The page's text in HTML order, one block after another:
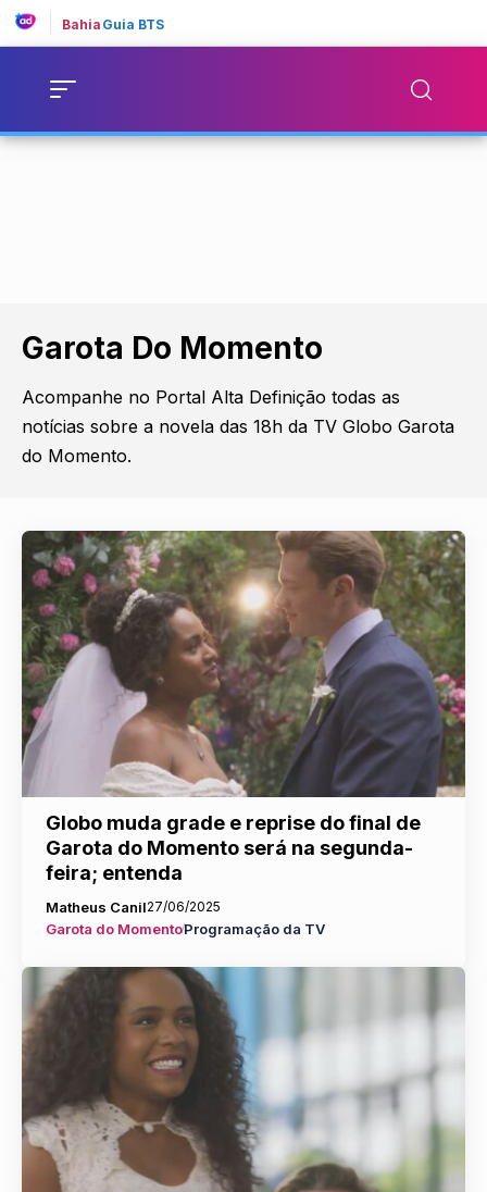
Bahia Guia BTS
Garota Do Momento
Acompanhe no Portal Alta Definição todas as
notícias sobre a novela das 18h da TV Globo Garota
do Momento.
Globo muda grade e reprise do final de
Garota do Momento será na segunda-
feira; entenda
Matheus Canil27/06/2025
Garota do MomentoProgramação da TV